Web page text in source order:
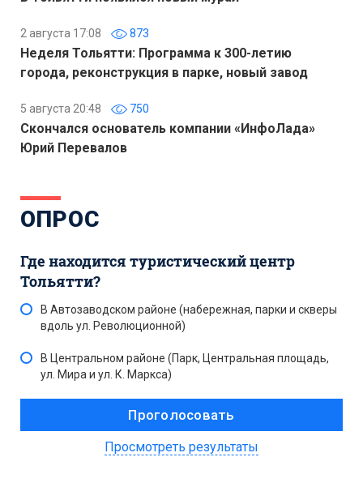
2 августа 17:08 873
Неделя Тольятти: Программа к 300-летию
города, реконструкция в парке, новый завод
5 августа 20:48 750
Скончался основатель компании «ИнфоЛада»
Юрий Перевалов
ОПРОС
Где находится туристический центр
Тольятти?
В Автозаводском районе (набережная, парки и скверы
вдоль ул. Революционной)
В Центральном районе (Парк, Центральная площадь,
ул. Мира и ул. К. Маркса)
Просмотреть результаты